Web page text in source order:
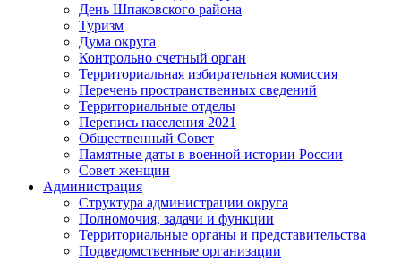
День Шпаковского района
Туризм
Дума округа
Контрольно счетный орган
Территориальная избирательная комиссия
Перечень пространственных сведений
Территориальные отделы
Перепись населения 2021
Общественный Совет
Памятные даты в военной истории России
Совет женщин
Администрация
Структура администрации округа
Полномочия, задачи и функции
Территориальные органы и представительства
Подведомственные организации